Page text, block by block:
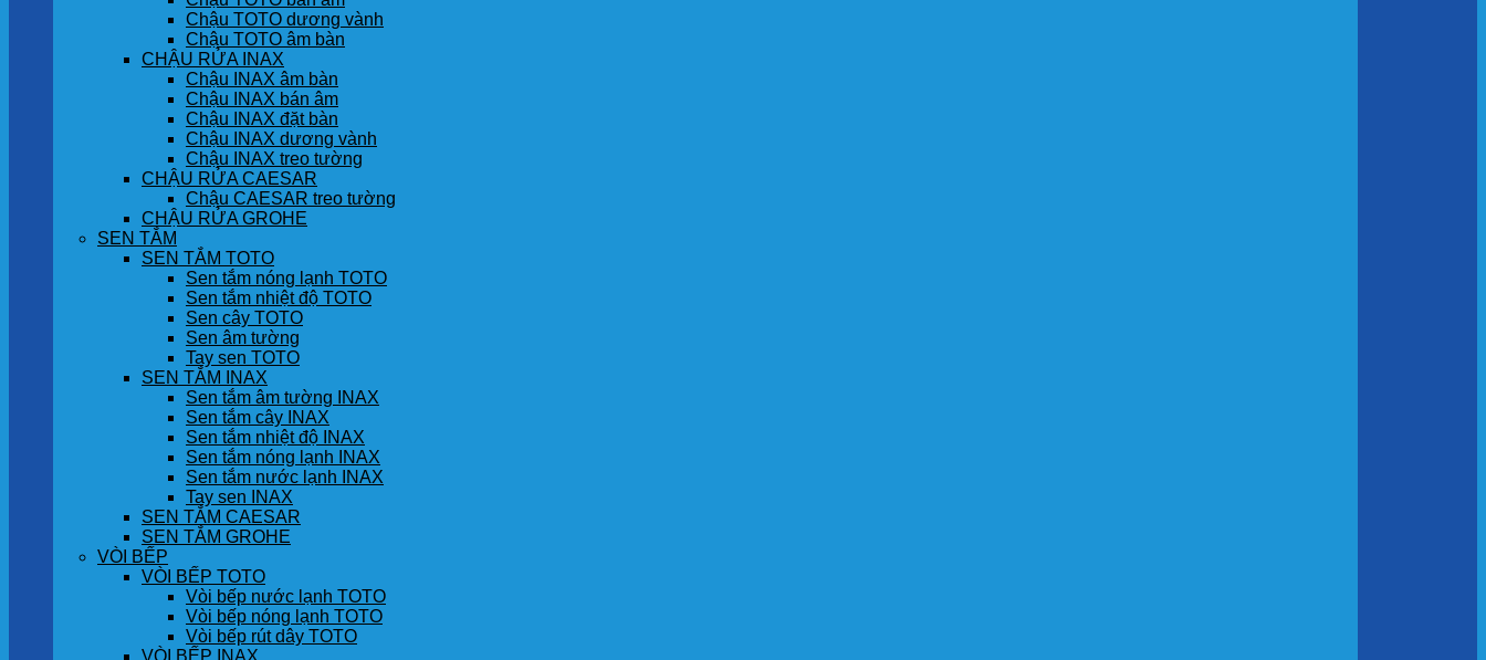
Chậu TOTO dương vành
Chậu TOTO âm bàn
CHẬU RỬA INAX
Chậu INAX âm bàn
Chậu INAX bán âm
Chậu INAX đặt bàn
Chậu INAX dương vành
Chậu INAX treo tường
CHẬU RỬA CAESAR
Chậu CAESAR treo tường
CHẬU RỬA GROHE
SEN TẮM
SEN TẮM TOTO
Sen tắm nóng lạnh TOTO
Sen tắm nhiệt độ TOTO
Sen cây TOTO
Sen âm tường
Tay sen TOTO
SEN TẮM INAX
Sen tắm âm tường INAX
Sen tắm cây INAX
Sen tắm nhiệt độ INAX
Sen tắm nóng lạnh INAX
Sen tắm nước lạnh INAX
Tay sen INAX
SEN TẮM CAESAR
SEN TẮM GROHE
VÒI BẾP
VÒI BẾP TOTO
Vòi bếp nước lạnh TOTO
Vòi bếp nóng lạnh TOTO
Vòi bếp rút dây TOTO
VÒI BẾP INAX